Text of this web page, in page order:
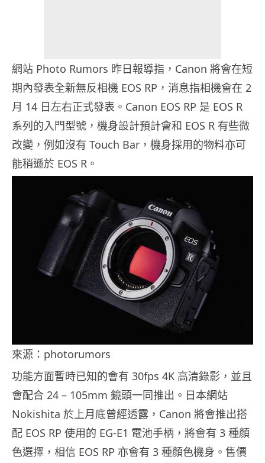
網站 Photo Rumors 昨日報導指，Canon 將會在短
期內發表全新無反相機 EOS RP，消息指相機會在 2
月 14 日左右正式發表。Canon EOS RP 是 EOS R
系列的入門型號，機身設計預計會和 EOS R 有些微
改變，例如沒有 Touch Bar，機身採用的物料亦可
能稍遜於 EOS R。
來源：photorumors
功能方面暫時已知的會有 30fps 4K 高清錄影，並且
會配合 24 – 105mm 鏡頭一同推出。日本網站
Nokishita 於上月底曾經透露，Canon 將會推出搭
配 EOS RP 使用的 EG-E1 電池手柄，將會有 3 種顏
色選擇，相信 EOS RP 亦會有 3 種顏色機身。售價